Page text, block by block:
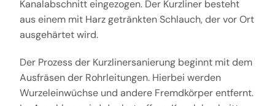
Kanalabschnitt eingezogen. Der Kurzliner besteht
aus einem mit Harz getränkten Schlauch, der vor Ort
ausgehärtet wird.
Der Prozess der Kurzlinersanierung beginnt mit dem
Ausfräsen der Rohrleitungen. Hierbei werden
Wurzeleinwüchse und andere Fremdkörper entfernt.